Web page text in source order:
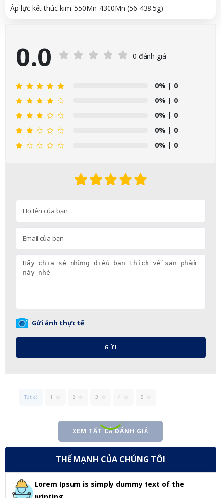
Áp lực kết thúc kim: 550Mn-4300Mn (56-438.5g)
0.0 0 đánh giá
0% | 0
0% | 0
0% | 0
0% | 0
0% | 0
Gửi ảnh thực tế
GỬI
Tất cả 1 2 3 4 5
XEM TẤT CẢ ĐÁNH GIÁ
THẾ MẠNH CỦA CHÚNG TÔI
Lorem Ipsum is simply dummy text of the
printing.